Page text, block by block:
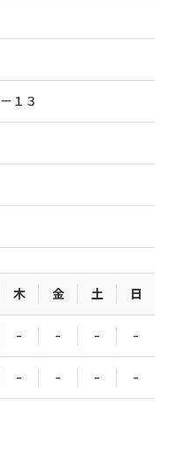
１３
木 金 土 日
- - - -
- - - -